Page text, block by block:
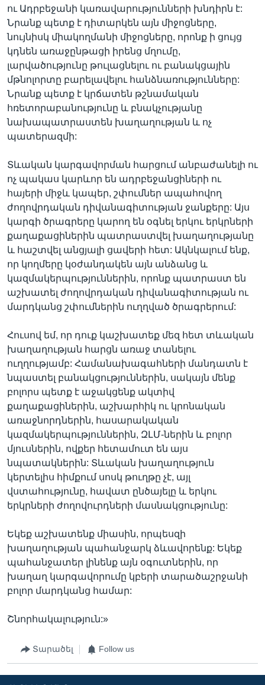
ու Ադրբեջանի կառավարությունների խնդիրն է:
Նրանք պետք է դիտարկեն այն միջոցները,
նույնիսկ միակողմանի միջոցները, որոնք ի ցույց
կդնեն առաջընթացի իրենց մղումը,
լարվածությունը թուլացնելու ու բանակցային
մթնոլորտը բարելավելու հանձնառությունները:
Նրանք պետք է կրճատեն թշնամական
հռետորաբանությունը և բնակչությանը
նախապատրաստեն խաղաղության և ոչ
պատերազմի:
Տևական կարգավորման հարցում անբաժանելի ու
ոչ պակաս կարևոր են ադրբեջանցիների ու
հայերի միջև կապեր, շփումներ ապահովող
ժողովրդական դիվանագիտության ջանքերը: Այս
կարգի ծրագրերը կարող են օգնել երկու երկրների
քաղաքացիներին պատրաստվել խաղաղությանը
և հաշտվել անցյալի ցավերի հետ: Ակնկալում ենք,
որ կողմերը կօժանդակեն այն անձանց և
կազմակերպություններին, որոնք պատրաստ են
աշխատել ժողովրդական դիվանագիտության ու
մարդկանց շփումներին ուղղված ծրագրերում:
Հուսով եմ, որ դուք կաշխատեք մեզ հետ տևական
խաղաղության հարցն առաջ տանելու
ուղղությամբ: Համանախագահների մանդատն է
նպաստել բանակցություններին, սակայն մենք
բոլորս պետք է աջակցենք ակտիվ
քաղաքացիներին, աշխարհիկ ու կրոնական
առաջնորդներին, հասարակական
կազմակերպություններին, ԶԼՄ-ներին և բոլոր
մյուսներին, ովքեր հետամուտ են այս
նպատակներին: Տևական խաղաղություն
կերտելիս հիմքում սոսկ թուղթը չէ, այլ
վստահությունը, հավատ ընծայելը և երկու
երկրների ժողովուրդների մասնակցությունը:
Եկեք աշխատենք միասին, որպեսզի
խաղաղության պահանջարկ ձևավորենք: Եկեք
պահանջատեր լինենք այն օգուտներին, որ
խաղաղ կարգավորումը կբերի տարածաշրջանի
բոլոր մարդկանց համար:
Շնորհակալություն:»
Տարածել Follow us